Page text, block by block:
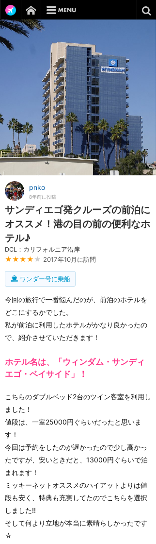
pnko
8年前に投稿
サンディエゴ発クルーズの前泊に
オススメ！港の目の前の便利なホ
テル♪
DCL：カリフォルニア沿岸
★★★★ ★ 2017年10月に訪問
ワンダー号に乗船
今回の旅行で一番悩んだのが、前泊のホテルを
どこにするかでした。
私が前泊に利用したホテルがかなり良かったの
で、紹介させていただきます！
ホテル名は、「ウィンダム・サンディ
エゴ・ベイサイド」！
こちらのダブルベッド2台のツイン客室を利用し
ました！
値段は、一室25000円ぐらいだったと思いま
す！
今回は予約をしたのが遅かったので少し高かっ
たですが、安いときだと、13000円ぐらいで泊
まれます！
ミッキーネットオススメのハイアットよりは値
段も安く、特典も充実してたのでこちらを選択
しました!!
そして何より立地が本当に素晴らしかったです
☆